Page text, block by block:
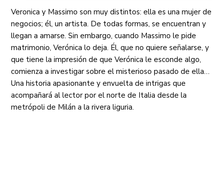
Veronica y Massimo son muy distintos: ella es una mujer de
negocios; él, un artista. De todas formas, se encuentran y
llegan a amarse. Sin embargo, cuando Massimo le pide
matrimonio, Verónica lo deja. Él, que no quiere señalarse, y
que tiene la impresión de que Verónica le esconde algo,
comienza a investigar sobre el misterioso pasado de ella…
Una historia apasionante y envuelta de intrigas que
acompañará al lector por el norte de Italia desde la
metrópoli de Milán a la rivera liguria.